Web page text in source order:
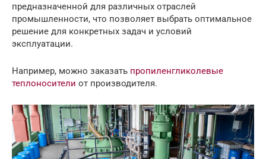
предназначенной для различных отраслей
промышленности, что позволяет выбрать оптимальное
решение для конкретных задач и условий
эксплуатации.
Например, можно заказать пропиленгликолевые
теплоносители от производителя.